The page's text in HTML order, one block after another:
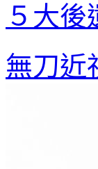
５大
無刀近